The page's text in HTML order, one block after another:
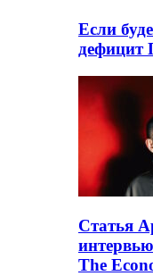
Если
дефицит
Статья
The